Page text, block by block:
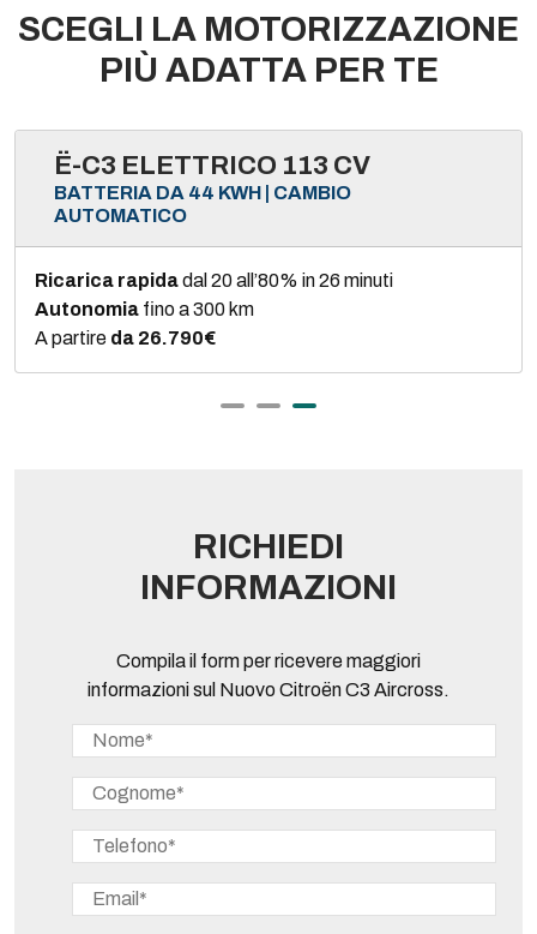
SCEGLI LA MOTORIZZAZIONE
PIÙ ADATTA PER TE
Ë-C3 ELETTRICO 113 CV
BATTERIA DA 44 KWH | CAMBIO
AUTOMATICO
Ricarica rapidadal 20 all’80% in 26 minuti
Autonomia fino a 300 km
A partire da 26.790€
RICHIEDI
INFORMAZIONI
Compila il form per ricevere maggiori
informazioni sul Nuovo Citroën C3 Aircross.